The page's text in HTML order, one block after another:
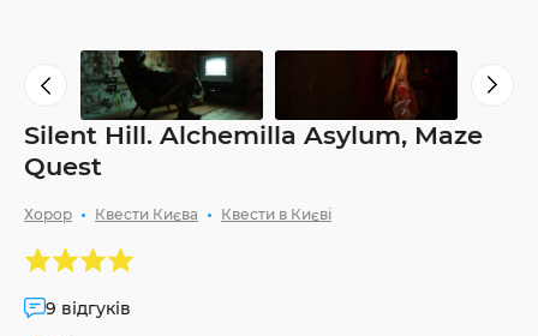
Silent Hill. Alchemilla Asylum, Maze
Quest
Хорор Квести Києва Квести в Києві
9 відгуків